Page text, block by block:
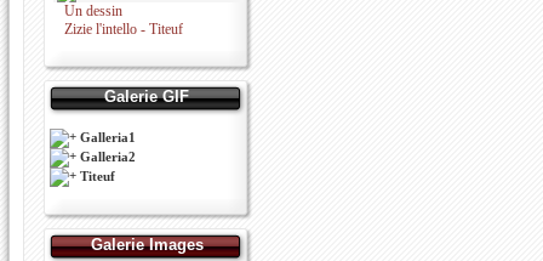
Un dessin
Zizie l'intello - Titeuf
Galerie GIF
Galleria1
Galleria2
Titeuf
Galerie Images